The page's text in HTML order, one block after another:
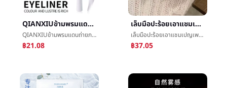
QIANXIUข้ามพรมแดนถ่ายภาพต่อเนื่องย่อหน้าแต่งหน้าขาวเครื่องสำอางทาหนังตาไม่กำลังออกดอกเสาดีความเร็วแห้งสีสายตาของเหลวขายส่ง
QIANXIUข้ามพรมแดนถ่ายภาพต่อเนื่องย่อหน้าแต่งหน้าขาวเครื่องสำอางทาหนังตาไม่กำลังออกดอกเสาดีความเร็วแห้งสีสายตาของเหลวขายส่ง
฿21.08
เล็บมือปะร้อยเอาแชมเปญเพชรสีเงินแฟลชแต่งตัวสูตรเล็บมือปะเล็บแผ่นคู่มือแต่งตัวเกราะ
เล็บมือปะร้อยเอาแชมเปญเพชรสีเงินแฟลชแต่งตัวสูตรเล็บมือปะเล็บแผ่นคู่มือแต่งตัวเกราะ
฿37.05